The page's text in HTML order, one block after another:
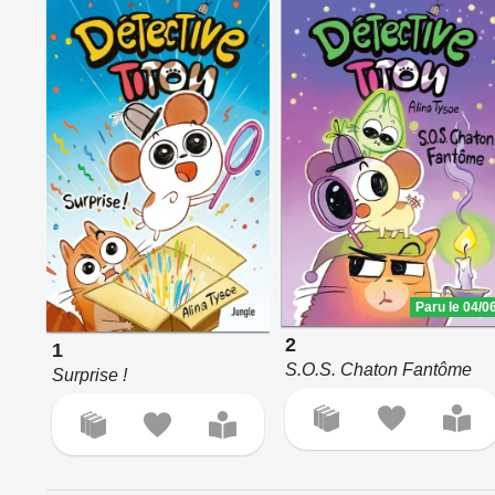
1
Surprise !
Paru le 04/
2
S.O.S. Chaton Fantôme